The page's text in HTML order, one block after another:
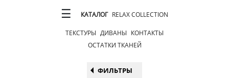
☰ КАТАЛОГ RELAX COLLECTION
ТЕКСТУРЫ ДИВАНЫ КОНТАКТЫ
ОСТАТКИ ТКАНЕЙ
ФИЛЬТРЫ